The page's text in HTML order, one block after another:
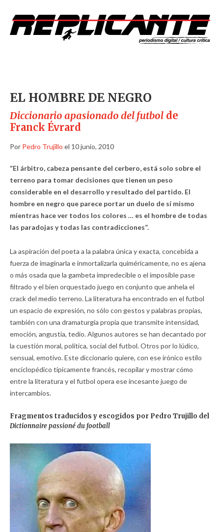
EL HOMBRE DE NEGRO
Diccionario apasionado del futbol de
Franck Évrard
Por Pedro Trujillo el 10 junio, 2010
“El árbitro, cabeza pensante del cerbero, está solo sobre el
terreno para tomar decisiones que tienen un peso
considerable en el desarrollo y resultado del partido. El
hombre en negro que parece portar un duelo de sí mismo
mientras hace ver todos los colores … es el hombre de todas
las paradojas y todas las contradicciones”.
La aspiración del poeta a la palabra única y exacta, concebida a
fuerza de imaginarla e inmortalizarla quiméricamente, no es ajena
o más osada que la gambeta impredecible o el imposible pase
filtrado y el bien orquestado juego en conjunto que anhela el
crack del medio terreno. La literatura ha encontrado en el futbol
un espacio de expresión, no sólo con gestos y palabras propias,
también con una dramaturgia propia que transmite intensidad,
emoción, angustia, tedio. Algunos autores se han decantado por
la cuestión moral, política, social del futbol. Otros por lo lúdico,
sensual, emotivo. Este diccionario quiere, con ese irónico estilo
enciclopédico típicamente francés, recopilar y mostrar cómo
entre la literatura y el futbol opera ese incesante juego de
intercambios.
Fragmentos traducidos y escogidos por Pedro Trujillo del
Dictionnaire passioné du football